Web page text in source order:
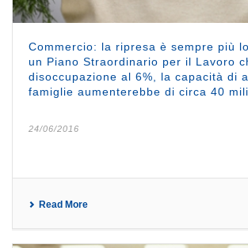
Commercio: la ripresa è sempre più
un Piano Straordinario per il Lavoro
disoccupazione al 6%, la capacità di
famiglie aumenterebbe di circa 40
24/06/2016
Read More